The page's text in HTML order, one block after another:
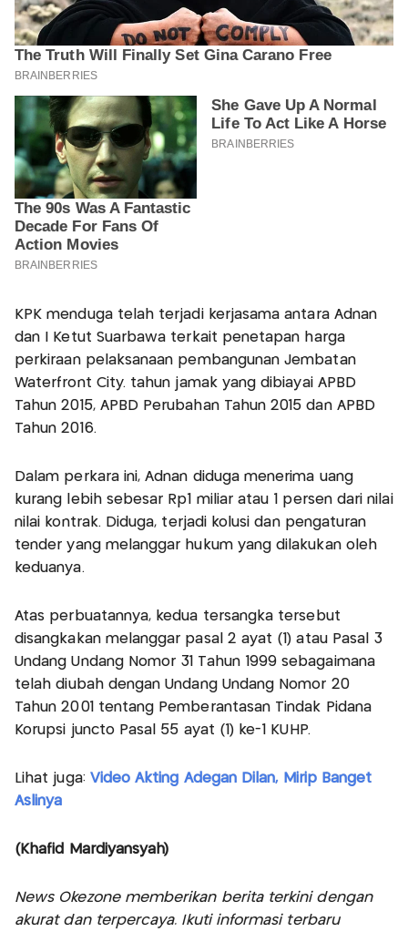
KPK menduga telah terjadi kerjasama antara Adnan
dan I Ketut Suarbawa terkait penetapan harga
perkiraan pelaksanaan pembangunan Jembatan
Waterfront City. tahun jamak yang dibiayai APBD
Tahun 2015, APBD Perubahan Tahun 2015 dan APBD
Tahun 2016.
Dalam perkara ini, Adnan diduga menerima uang
kurang lebih sebesar Rp1 miliar atau 1 persen dari nilai
nilai kontrak.‎ Diduga, terjadi kolusi dan pengaturan
tender yang melanggar hukum yang dilakukan oleh
keduanya.
Atas perbuatannya, kedua tersangka tersebut
disangkakan melanggar pasal 2 ayat (1) atau Pasal 3
Undang Undang Nomor 31 Tahun 1999 sebagaimana
telah diubah dengan Undang Undang Nomor 20
Tahun 2001 tentang Pemberantasan Tindak Pidana
Korupsi juncto Pasal 55 ayat (1) ke-1 KUHP.
Lihat juga: Video Akting Adegan Dilan, Mirip Banget
Aslinya
(Khafid Mardiyansyah)
News Okezone memberikan berita terkini dengan
akurat dan terpercaya. Ikuti informasi terbaru